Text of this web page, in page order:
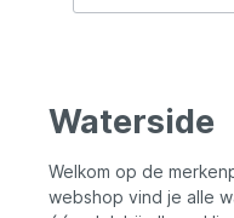
spiegel is
kunt varen
intensief
betrouwbare
een geschikte
Waterside
Welkom op de
webshop vind je alle